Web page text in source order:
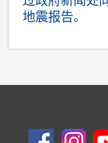
地震报告。